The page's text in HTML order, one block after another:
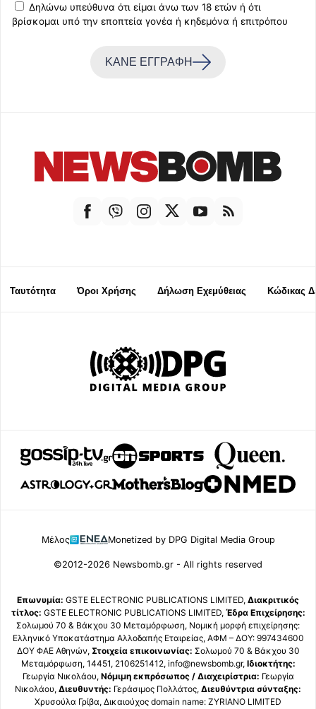
Δηλώνω υπεύθυνα ότι είμαι άνω των 18 ετών ή ότι
βρίσκομαι υπό την εποπτεία γονέα ή κηδεμόνα ή επιτρόπου
ΚΑΝΕ ΕΓΓΡΑΦΗ
Ταυτότητα Όροι Χρήσης Δήλωση Εχεμύθειας Κώδικας
Μέλος Monetized by DPG Digital Media Group
©2012-2026 Newsbomb.gr - All rights reserved
Επωνυμία: GSTE ELECTRONIC PUBLICATIONS LIMITED, Διακριτικός
τίτλος: GSTE ELECTRONIC PUBLICATIONS LIMITED, Έδρα Επιχείρησης:
Σολωμού 70 & Βάκχου 30 Μεταμόρφωση, Νομική μορφή επιχείρησης:
Ελληνικό Υποκατάστημα Αλλοδαπής Εταιρείας, ΑΦΜ – ΔΟΥ: 997434600
ΔΟΥ ΦΑΕ Αθηνών, Στοιχεία επικοινωνίας: Σολωμού 70 & Βάκχου 30
Μεταμόρφωση, 14451, 2106251412, info@newsbomb.gr, Ιδιοκτήτης:
Γεωργία Νικολάου, Νόμιμη εκπρόσωπος / Διαχειρίστρια: Γεωργία
Νικολάου, Διευθυντής: Γεράσιμος Πολλάτος, Διευθύντρια σύνταξης:
Χρυσούλα Γρίβα, Δικαιούχος domain name: ZYRIANO LIMITED